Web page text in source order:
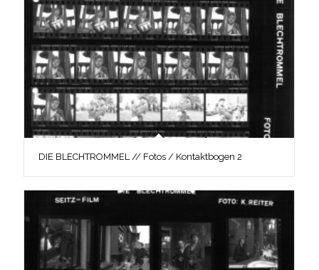
DIE BLECHTROMMEL // Fotos / Kontaktbogen 2